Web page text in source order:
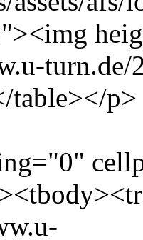
table></p>